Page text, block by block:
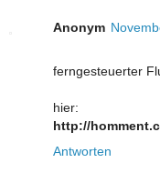
Anonym
ferngesteuerter
hier:
http://
Antworten